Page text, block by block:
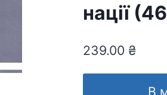
нації
239.00 ₴
В